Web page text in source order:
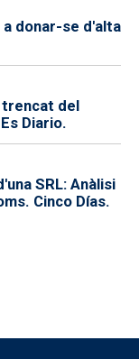
a donar-se d'alta
trencat del
Diario.
SRL: Anàlisi
Cinco Días.